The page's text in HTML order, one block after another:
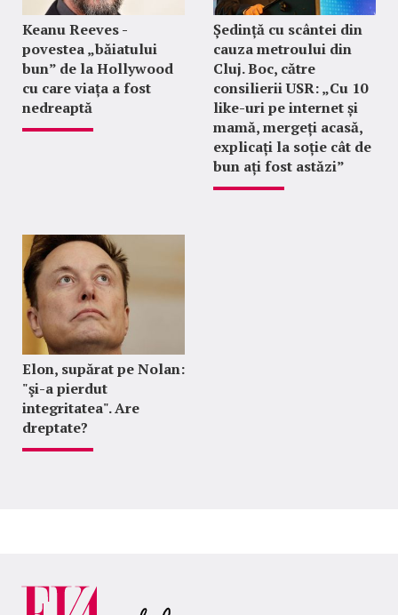
Keanu Reeves -
povestea „băiatului
bun” de la Hollywood
cu care viața a fost
nedreaptă
Ședință cu scântei din
cauza metroului din
Cluj. Boc, către
consilierii USR: „Cu 10
like-uri pe internet și
mamă, mergeți acasă,
explicați la soție cât de
bun ați fost astăzi”
Elon, supărat pe Nolan:
"şi-a pierdut
integritatea". Are
dreptate?